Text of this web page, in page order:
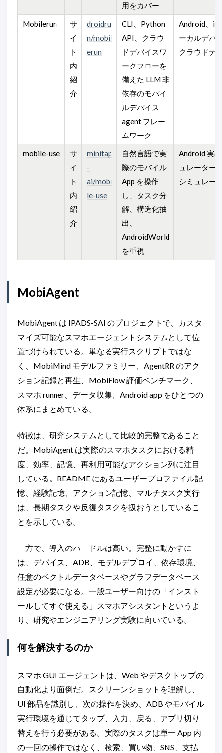
用をカバー
Mobilerun
サ
イ
ト
内
紹
介
droidru
n/mobil
erun
CLI、Python
API、クラウ
ドデバイスワ
ークフローを
備えた LLM 非
依存のモバイ
ルデバイス
agent フレー
ムワーク
Android、
ーカルデバ
クラウドデ
mobile-use
サ
イ
ト
内
紹
介
minitap
-
ai/mobi
le-use
自然言語で実
際のモバイル
App を操作
し、タスク分
解、構造化抽
出、
AndroidWorld
を重視
Android 実
ュレーター
シミュレー
MobiAgent
MobiAgent は IPADS-SAI のプロジェクトで、カスタ
マイズ可能なスマホエージェントシステムとして位
置づけられている。単なる実行スクリプトではな
く、MobiMind モデルファミリー、AgentRR のアク
ション記録と再生、MobiFlow 評価ベンチマーク、
スマホ runner、データ収集、Android app をひとつの
体系にまとめている。
特徴は、研究システムとして比較的完整であること
だ。MobiAgent は実際のスマホタスクにおける精
度、効率、記憶、再利用可能なアクション列に注目
している。README にあるユーザープロファイル記
憶、経験記憶、アクション記憶、マルチタスク実行
は、長期タスクや反復タスクを扱おうとしているこ
とを示している。
一方で、導入のハードルは高い。完整に動かすに
は、デバイス、ADB、モデルデプロイ、依存環境、
任意のベクトルデータベースやグラフデータベース
設定が必要になる。一般ユーザー向けの「インスト
ールしてすぐ使える」スマホアシスタントというよ
り、研究やエンジニアリング実験に向いている。
何を解決するのか
スマホ GUI エージェントは、Web やデスクトップの
自動化より面倒だ。スクリーンショットを理解し、
UI 部品を識別し、次の操作を決め、ADB やモバイル
実行環境を通じてタップ、入力、戻る、アプリ切り
替えを行う必要がある。実際のタスクは単一 App 内
の一回の操作ではなく、検索、買い物、SNS、支払